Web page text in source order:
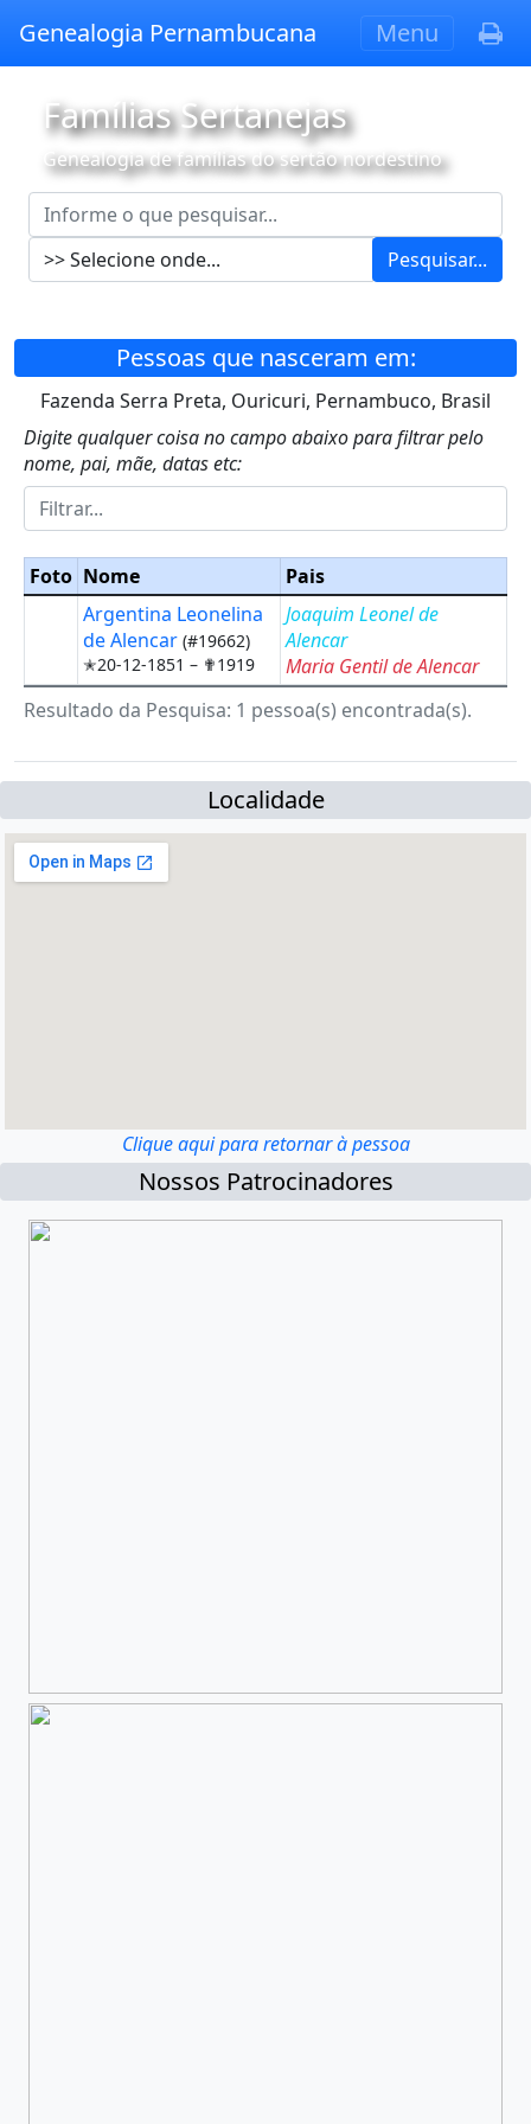
Genealogia Pernambucana Menu
Famílias Sertanejas
Genealogia de famílias do sertão nordestino
Pesquisar...
Pessoas que nasceram em:
Fazenda Serra Preta, Ouricuri, Pernambuco, Brasil
Digite qualquer coisa no campo abaixo para filtrar pelo
nome, pai, mãe, datas etc:
Foto Nome
Pais
Argentina Leonelina
de Alencar (#19662)
✭20-12-1851 – ✟1919
Joaquim Leonel de
Alencar
Maria Gentil de Alencar
Resultado da Pesquisa: 1 pessoa(s) encontrada(s).
Localidade
Clique aqui para retornar à pessoa
Nossos Patrocinadores